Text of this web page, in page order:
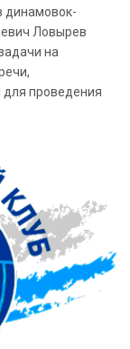
динамовок-
Ловырев
на
для проведения